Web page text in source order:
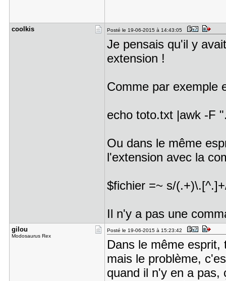
coolkis Posté le 19-06-2015 à 14:43:05
Je pensais qu'il y
extension !
Comme par exemple
echo toto.txt |awk -F
Ou dans le même
l'extension avec la
$fichier =~ s/
Il n'y a pas une
gilou
Modosaurus Rex
Posté le 19-06-2015 à 15:23:42
Dans le même
mais le problème,
quand il n'y en a pas,